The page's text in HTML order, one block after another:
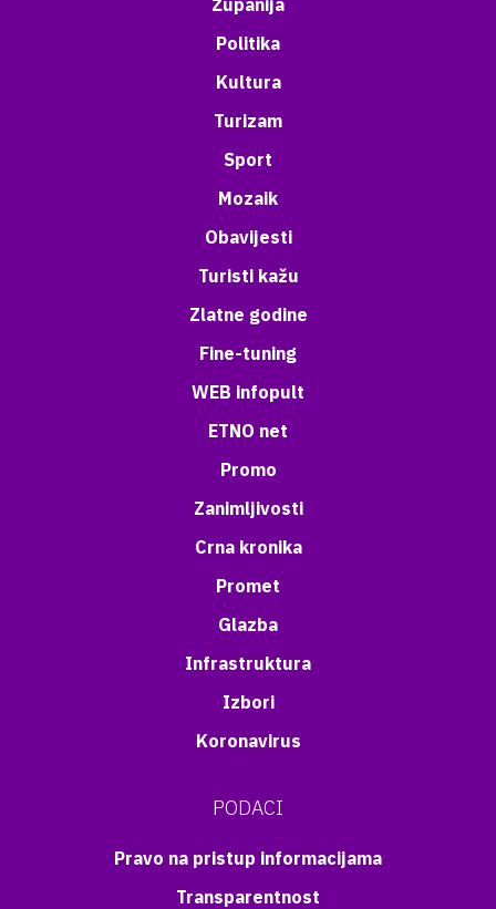
Županija
Politika
Kultura
Turizam
Sport
Mozaik
Obavijesti
Turisti kažu
Zlatne godine
Fine-tuning
WEB infopult
ETNO net
Promo
Zanimljivosti
Crna kronika
Promet
Glazba
Infrastruktura
Izbori
Koronavirus
PODACI
Pravo na pristup informacijama
Transparentnost